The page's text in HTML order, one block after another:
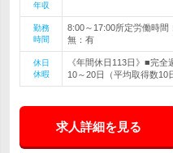
年収
勤務
時間
8:00～17:00所定労働時間
無：有
休日
休暇
《年間休日113日》■完全
10～20日（平均取得数10
求人詳細を見る